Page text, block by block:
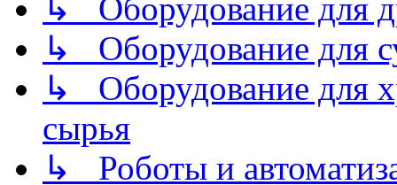
↳ Оборудование для
↳ Оборудование для
↳ Оборудование для
сырья
↳ Роботы и